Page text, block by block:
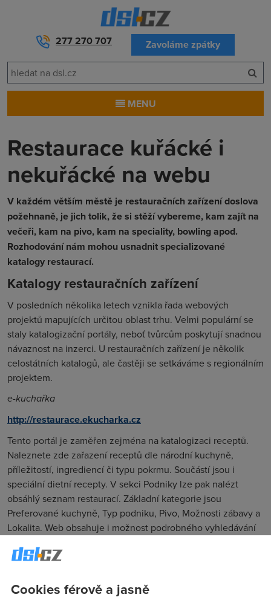
277 270 707 Zavoláme zpátky
MENU
Restaurace kuřácké i
nekuřácké na webu
V každém větším městě je restauračních zařízení doslova
požehnaně, je jich tolik, že si stěží vybereme, kam zajít na
večeři, kam na pivo, kam na speciality, bowling apod.
Rozhodování nám mohou usnadnit specializované
katalogy restaurací.
Katalogy restauračních zařízení
V posledních několika letech vznikla řada webových
projektů mapujících určitou oblast trhu. Velmi populární se
staly katalogizační portály, neboť tvůrcům poskytují snadnou
návaznost na inzerci. U restauračních zařízení je několik
celostátních katalogů, ale častěji se setkáváme s regionálním
projektem.
e-kuchařka
http://restaurace.ekucharka.cz
Tento portál je zaměřen zejména na katalogizaci receptů.
Naleznete zde zařazení receptů dle národní kuchyně,
příležitostí, ingrediencí či typu pokrmu. Součástí jsou i
speciální dietní recepty. V sekci Podniky lze pak nalézt
obsáhlý seznam restaurací. Základní kategorie jsou
Preferované kuchyně, Typ podniku, Pivo, Možnosti zábavy a
Lokalita. Web obsahuje i možnost podrobného vyhledávání
podniků závisí na důslednosti majitele, tedy zadavatele.
designově pojat a co do obsažnosti poskytuje mnoho
Cookies férově a jasně